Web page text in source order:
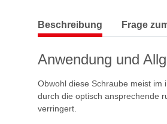
Beschreibung Frage
Anwendung und
Obwohl diese Schraube meist im
durch die optisch ansprechende
verringert.